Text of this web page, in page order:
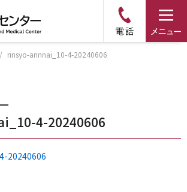
のご案内
/ rinsyo-annnai_10-4-20240606
4-20240606
20240606